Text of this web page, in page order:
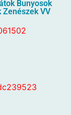
Bunyosok
VV